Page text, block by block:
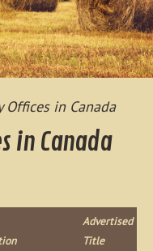
in Canada
in Canada
Advertised
Title